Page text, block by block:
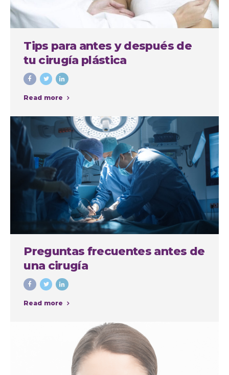
Tips para antes y después de
tu cirugía plástica
Read more
Preguntas frecuentes antes de
una cirugía
Read more